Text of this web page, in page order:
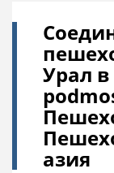
Урал в
азия